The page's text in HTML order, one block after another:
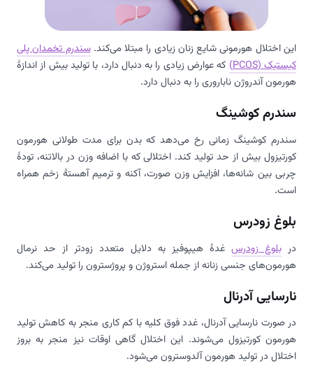
این اختلال هورمونی شایع زنان زیادی را مبتلا می‌کند.سندرم تخمدان پلی
کیستیک (PCOS)
که عوارض زیادی را به دنبال دارد، با تولید بیش از اندازۀ
هورمون آندروژن ناباروری را به دنبال دارد.
سندرم کوشینگ
سندرم کوشینگ زمانی رخ می‌دهد که بدن برای مدت طولانی هورمون
کورتیزول بیش از حد تولید کند. اختلالی که با اضافه وزن در بالاتنه، تودۀ
چربی بین شانه‌ها، افزایش وزن صورت، آکنه و ترمیم آهستۀ زخم همراه
است.
بلوغ زودرس
در بلوغ زودرس غدۀ هیپوفیز به دلایل متعدد زودتر از حد نرمال
هورمون‌های جنسی زنانه از جمله استروژن و پروژسترون را تولید می‌کند.
نارسایی آدرنال
در صورت نارسایی آدرنال، غدد فوق کلیه با کم کاری منجر به کاهش تولید
هورمون کورتیزول می‌شوند. این اختلال گاهی اوقات نیز منجر به بروز
اختلال در تولید هورمون آلدوسترون می‌شود.